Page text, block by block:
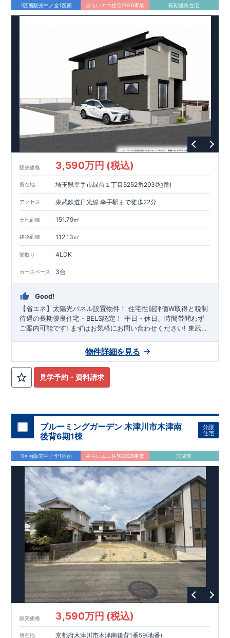
1区画販売中／全1区画 みらいエコ住宅2026事業 長期優良住宅
販売価格 3,590万円 (税込)
所在地 埼玉県幸手市緑台１丁目5252番293(地番)
アクセス 東武鉄道日光線 幸手駅まで徒歩22分
土地面積 151.79㎡
建物面積 112.13㎡
間取り 4LDK
カースペース 3台
Good!
【省エネ】太陽光パネル設置物件！ 住宅性能評価W取得と税制
待遇の長期優良住宅・BELS認定！ 平日・休日、時間帯問わず
ご案内可能です! まずはお気軽にお問い合わせください! 東武日
歩32分! お子様の通学も安心です♪ 敷地は、
』（内1台軽自動車）! 小学校、幼稚園、保育園、
スーパー、コンビニ、病院、公園など
山あります！​・小型自転車やベビーカーなど小物類まで玄関が
スッキリ片付く『玄関土間収納』
◆便利な設備！ ・掃除に便利な『バルコニー水栓』 ・雨の日
でも洗濯物が干せる『室内物干』 ・梅雨時や花粉の時期のお洗
濯も安心『浴室乾燥暖房機』
見学予約・資料請求
物件詳細を見る
ブルーミングガーデン 木津川市木津南
後背6期1棟
分譲
住宅
1区画販売中／全1区画 みらいエコ住宅2026事業 完成前
販売価格 3,590万円 (税込)
所在地 京都府木津川市木津南後背1番59(地番)